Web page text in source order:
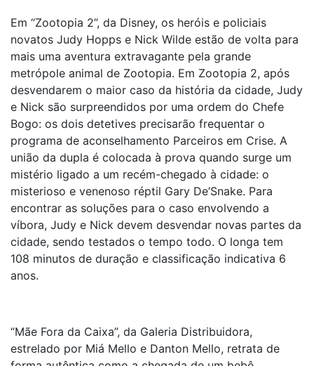
Em “Zootopia 2”, da Disney, os heróis e policiais
novatos Judy Hopps e Nick Wilde estão de volta para
mais uma aventura extravagante pela grande
metrópole animal de Zootopia. Em Zootopia 2, após
desvendarem o maior caso da história da cidade, Judy
e Nick são surpreendidos por uma ordem do Chefe
Bogo: os dois detetives precisarão frequentar o
programa de aconselhamento Parceiros em Crise. A
união da dupla é colocada à prova quando surge um
mistério ligado a um recém-chegado à cidade: o
misterioso e venenoso réptil Gary De’Snake. Para
encontrar as soluções para o caso envolvendo a
víbora, Judy e Nick devem desvendar novas partes da
cidade, sendo testados o tempo todo. O longa tem
108 minutos de duração e classificação indicativa 6
anos.
“Mãe Fora da Caixa”, da Galeria Distribuidora,
estrelado por Miá Mello e Danton Mello, retrata de